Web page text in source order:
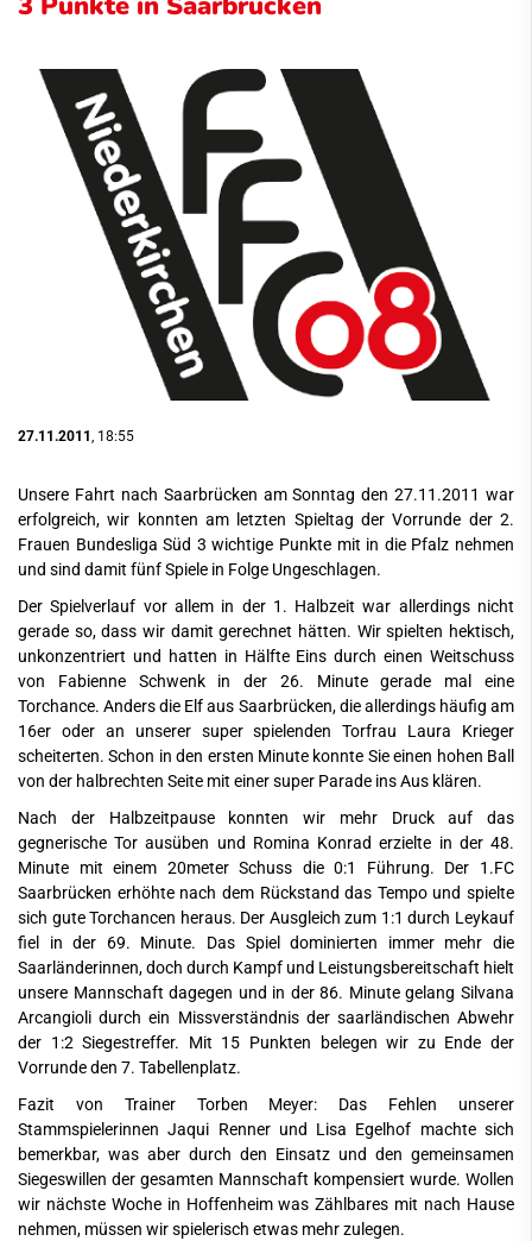
27.11.2011 , 18:55
Unsere Fahrt nach Saarbrücken am Sonntag den 27.11.2011 war
erfolgreich, wir konnten am letzten Spieltag der Vorrunde der 2.
Frauen Bundesliga Süd 3 wichtige Punkte mit in die Pfalz nehmen
und sind damit fünf Spiele in Folge Ungeschlagen.
Der Spielverlauf vor allem in der 1. Halbzeit war allerdings nicht
gerade so, dass wir damit gerechnet hätten. Wir spielten hektisch,
unkonzentriert und hatten in Hälfte Eins durch einen Weitschuss
von Fabienne Schwenk in der 26. Minute gerade mal eine
Torchance. Anders die Elf aus Saarbrücken, die allerdings häufig am
16er oder an unserer super spielenden Torfrau Laura Krieger
scheiterten. Schon in den ersten Minute konnte Sie einen hohen Ball
von der halbrechten Seite mit einer super Parade ins Aus klären.
Nach der Halbzeitpause konnten wir mehr Druck auf das
gegnerische Tor ausüben und Romina Konrad erzielte in der 48.
Minute mit einem 20meter Schuss die 0:1 Führung. Der 1.FC
Saarbrücken erhöhte nach dem Rückstand das Tempo und spielte
sich gute Torchancen heraus. Der Ausgleich zum 1:1 durch Leykauf
fiel in der 69. Minute. Das Spiel dominierten immer mehr die
Saarländerinnen, doch durch Kampf und Leistungsbereitschaft hielt
unsere Mannschaft dagegen und in der 86. Minute gelang Silvana
Arcangioli durch ein Missverständnis der saarländischen Abwehr
der 1:2 Siegestreffer. Mit 15 Punkten belegen wir zu Ende der
Vorrunde den 7. Tabellenplatz.
Fazit von Trainer Torben Meyer: Das Fehlen unserer
Stammspielerinnen Jaqui Renner und Lisa Egelhof machte sich
bemerkbar, was aber durch den Einsatz und den gemeinsamen
Siegeswillen der gesamten Mannschaft kompensiert wurde. Wollen
wir nächste Woche in Hoffenheim was Zählbares mit nach Hause
nehmen, müssen wir spielerisch etwas mehr zulegen.